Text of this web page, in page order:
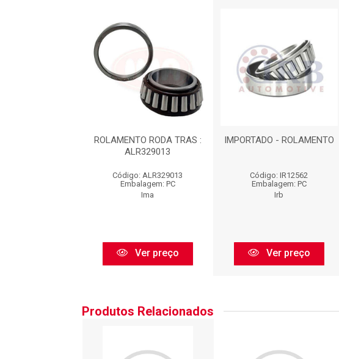
ROLAMENTO RODA TRAS :
ALR329013
Código: ALR329013
Embalagem: PC
Ima
Ver preço
IMPORTADO - ROLAMENTO
Código: IR12562
Embalagem: PC
Irb
Ver preço
Produtos Relacionados